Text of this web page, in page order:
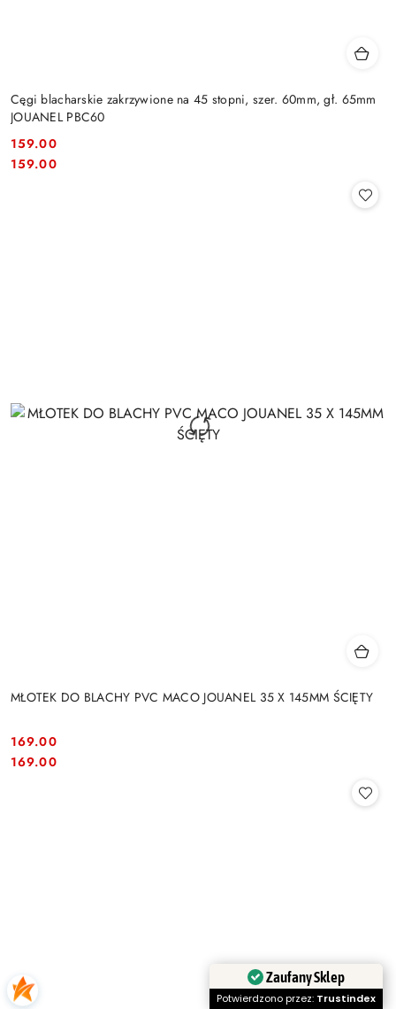
Cęgi blacharskie zakrzywione na 45 stopni, szer. 60mm, gł. 65mm
JOUANEL PBC60
Cena:
159.00
Cena:
159.00
MŁOTEK DO BLACHY PVC MACO JOUANEL 35 X 145MM ŚCIĘTY
Cena:
169.00
Cena:
169.00
Zaufany Sklep
Potwierdzono przez: Trustindex